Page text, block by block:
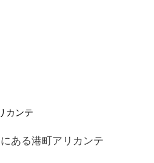
ある港町アリカンテ